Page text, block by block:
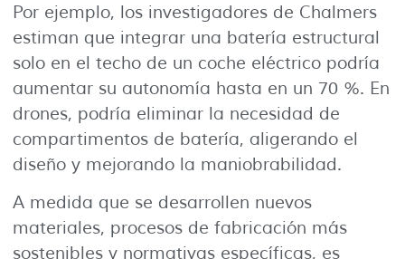
Por ejemplo, los investigadores de Chalmers
estiman que integrar una batería estructural
solo en el techo de un coche eléctrico podría
aumentar su autonomía hasta en un 70 %. En
drones, podría eliminar la necesidad de
compartimentos de batería, aligerando el
diseño y mejorando la maniobrabilidad.
A medida que se desarrollen nuevos
materiales, procesos de fabricación más
sostenibles y normativas específicas, es